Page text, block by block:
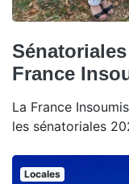
France
La France
les sénatoriales
Locales